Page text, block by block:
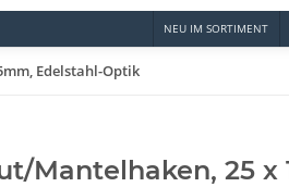
NEU IM SORTIMENT
Edelstahl-Optik
Mantelhaken, 25 x